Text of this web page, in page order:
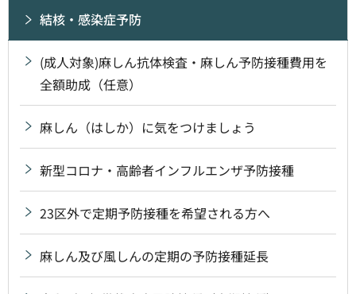
結核・感染症予防
(成人対象)麻しん抗体検査・麻しん予防接種費用を
全額助成（任意）
麻しん（はしか）に気をつけましょう
新型コロナ・高齢者インフルエンザ予防接種
23区外で定期予防接種を希望される方へ
麻しん及び風しんの定期の予防接種延長